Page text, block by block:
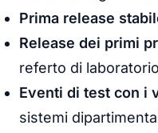
Prima release
Release dei primi
referto di
Eventi di test con i
sistemi